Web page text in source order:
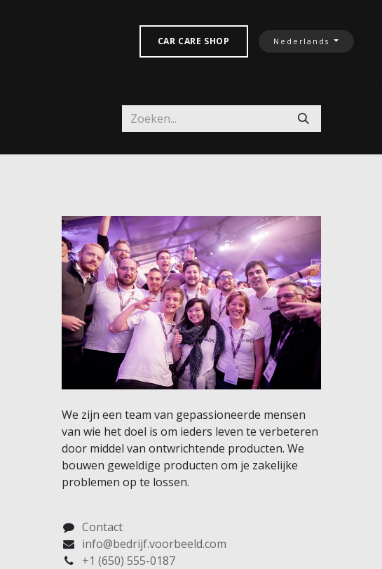
CAR CARE SHOP Nederlands
We zijn een team van gepassioneerde mensen
van wie het doel is om ieders leven te verbeteren
door middel van ontwrichtende producten. We
bouwen geweldige producten om je zakelijke
problemen op te lossen.
Contact
info@bedrijf.voorbeeld.com
+1 (650) 555-0187